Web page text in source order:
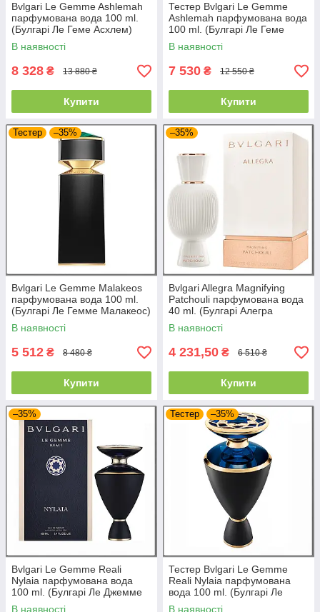
Bvlgari Le Gemme Ashlemah
парфумована вода 100 ml.
(Булгарі Ле Геме Асхлем)
В наявності
8 328 ₴ 13 880 ₴
Купити
Тестер Bvlgari Le Gemme
Ashlemah парфумована вода
100 ml. (Булгарі Ле Геме
Асхлем)
В наявності
7 530 ₴ 12 550 ₴
Купити
Тестер –35%
Bvlgari Le Gemme Malakeos
парфумована вода 100 ml.
(Булгарі Ле Гемме Малакеос)
В наявності
5 512 ₴ 8 480 ₴
Купити
–35%
Bvlgari Allegra Magnifying
Patchouli парфумована вода
40 ml. (Булгарі Алегра
Магніфінг Пачулі)
В наявності
4 231,50 ₴ 6 510 ₴
Купити
–35%
Bvlgari Le Gemme Reali
Nylaia парфумована вода
100 ml. (Булгарі Ле Джемме
Реалі Найлая)
В наявності
Тестер –35%
Тестер Bvlgari Le Gemme
Reali Nylaia парфумована
вода 100 ml. (Булгарі Ле
Джемме Реалі Найлая)
В наявності